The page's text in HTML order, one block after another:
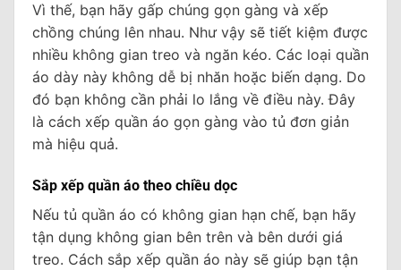
Vì thế, bạn hãy gấp chúng gọn gàng và xếp
chồng chúng lên nhau. Như vậy sẽ tiết kiệm được
nhiều không gian treo và ngăn kéo. Các loại quần
áo dày này không dễ bị nhăn hoặc biến dạng. Do
đó bạn không cần phải lo lắng về điều này. Đây
là cách xếp quần áo gọn gàng vào tủ đơn giản
mà hiệu quả.
Sắp xếp quần áo theo chiều dọc
Nếu tủ quần áo có không gian hạn chế, bạn hãy
tận dụng không gian bên trên và bên dưới giá
treo. Cách sắp xếp quần áo này sẽ giúp bạn tận